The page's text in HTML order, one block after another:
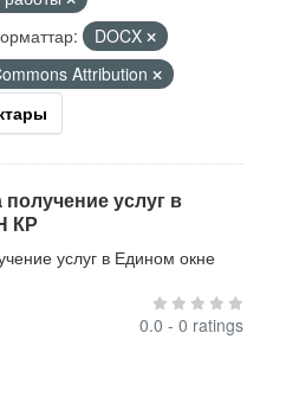
DOCX
Attribution
услуг в
КР
услуг в Едином окне
0.0 - 0 ratings